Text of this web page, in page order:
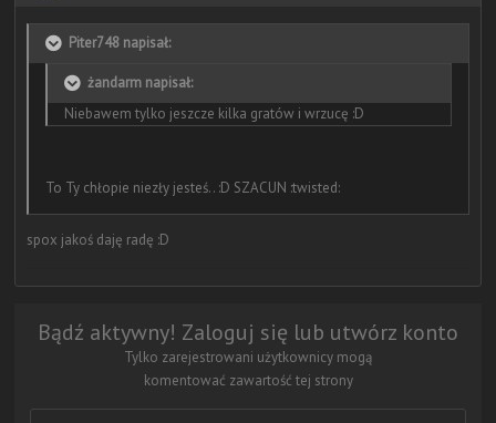
Piter748 napisał:
żandarm napisał:
Niebawem tylko jeszcze kilka gratów i wrzucę :D
To Ty chłopie niezły jesteś.. :D SZACUN :twisted:
spox jakoś daję radę :D
Bądź aktywny! Zaloguj się lub utwórz konto
Tylko zarejestrowani użytkownicy mogą
komentować zawartość tej strony